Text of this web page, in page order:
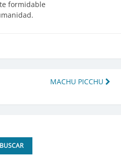
formidable
MACHU PICCHU
BUSCAR